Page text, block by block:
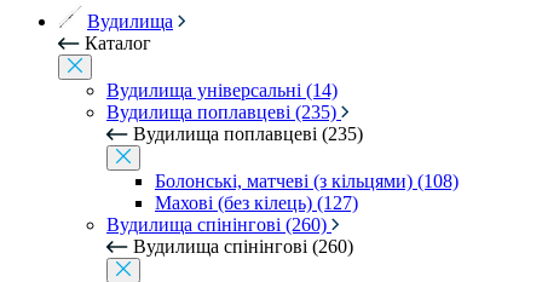
Вудилища
Каталог
Вудилища універсальні (14)
Вудилища поплавцеві (235)
Вудилища поплавцеві (235)
Болонські, матчеві (з кільцями) (108)
Махові (без кілець) (127)
Вудилища спінінгові (260)
Вудилища спінінгові (260)